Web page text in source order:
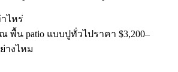
ไหร่
น patio แบบปูทั่วไปราคา $3,200–
างไหม